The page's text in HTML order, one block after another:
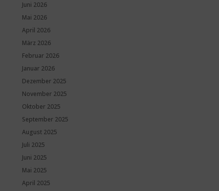
Juni 2026
Mai 2026
April 2026
März 2026
Februar 2026
Januar 2026
Dezember 2025
November 2025
Oktober 2025
September 2025
August 2025
Juli 2025
Juni 2025
Mai 2025
April 2025